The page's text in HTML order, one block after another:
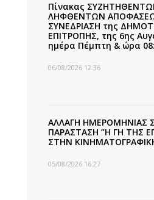
Πίνακας
ΛΗΦΘΕΝΤΩΝ
ΣΥΝΕΔΡΙΑΣΗ της
ΕΠΙΤΡΟΠΗΣ, της 6ης
ημέρα Πέμπτη & ώρα
06/08/2026 12:36
ΑΛΛΑΓΗ ΗΜΕΡΟΜΗΝΙΑΣ
ΠΑΡΑΣΤΑΣΗ ”Η ΓΗ ΤΗΣ
ΣΤΗΝ
05/08/2026 16:27